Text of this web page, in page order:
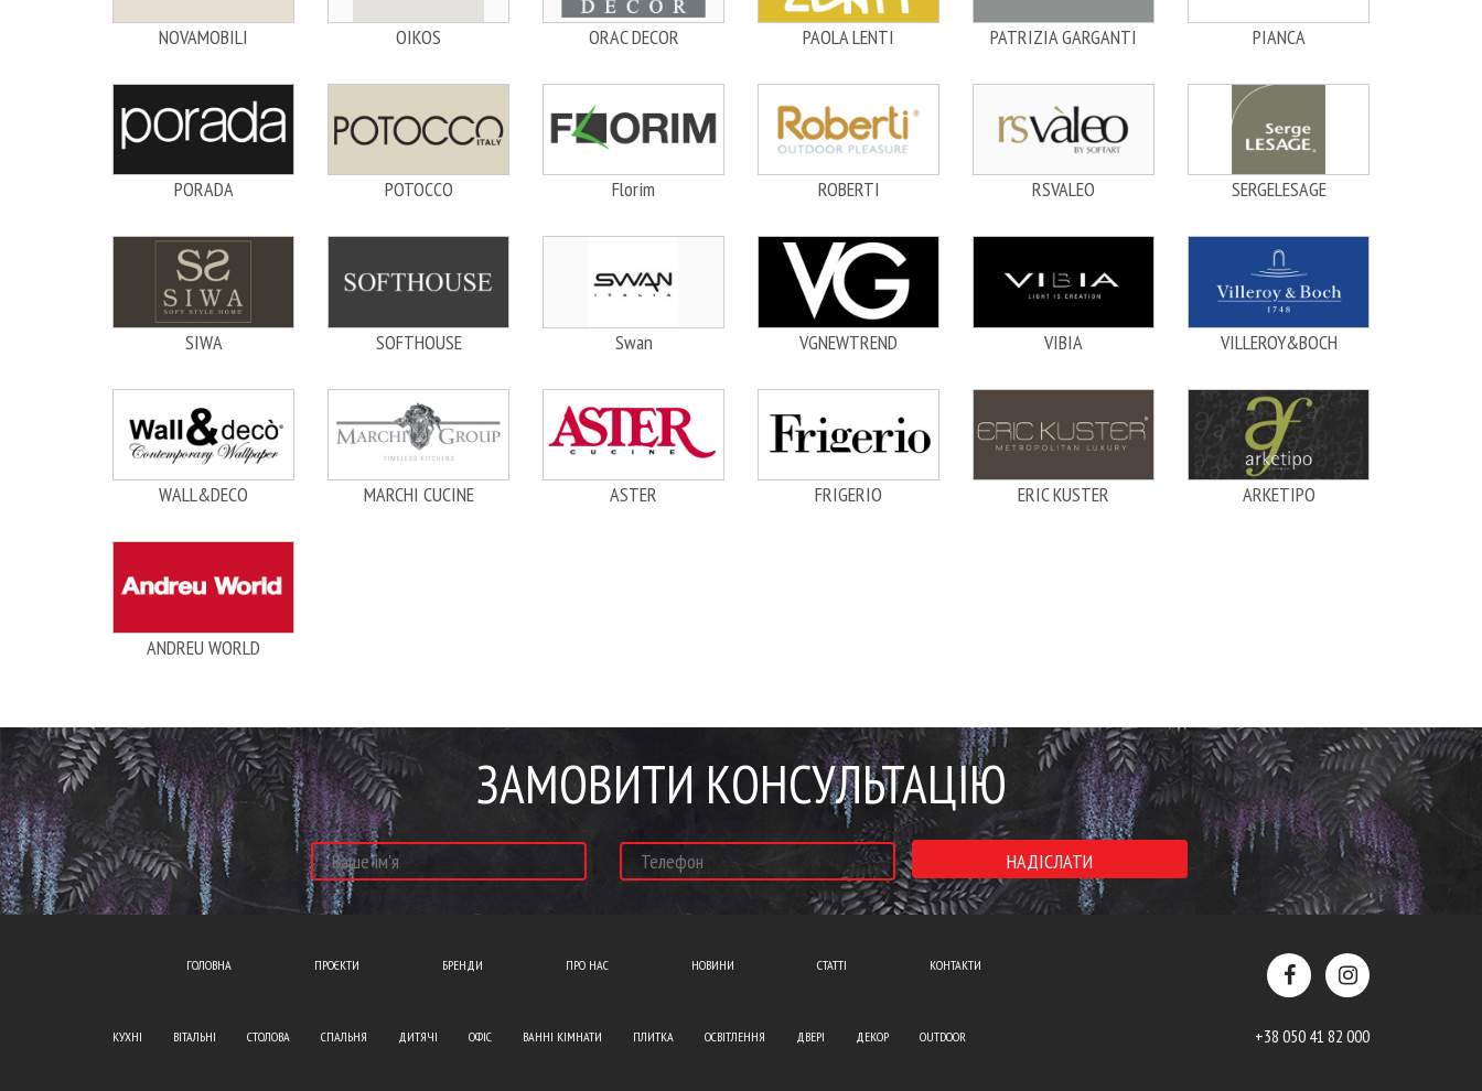
NOVAMOBILI OIKOS ORAC DECOR PAOLA LENTI PATRIZIA GARGANTI PIANCA
PORADA POTOCCO Florim ROBERTI RSVALEO SERGELESAGE
SIWA SOFTHOUSE Swan VGNEWTREND VIBIA VILLEROY&BOCH
WALL&DECO MARCHI CUCINE ASTER FRIGERIO ERIC KUSTER ARKETIPO
ANDREU WORLD
ЗАМОВИТИ КОНСУЛЬТАЦІЮ
ГОЛОВНА ПРОЄКТИ БРЕНДИ ПРО НАС НОВИНИ СТАТТІ КОНТАКТИ
КУХНІ ВІТАЛЬНІ СТОЛОВА СПАЛЬНЯ ДИТЯЧІ ОФІС ВАННІ КІМНАТИ ПЛИТКА ОСВІТЛЕННЯ ДВЕРІ ДЕКОР OUTDOOR +38 050 41 82 000